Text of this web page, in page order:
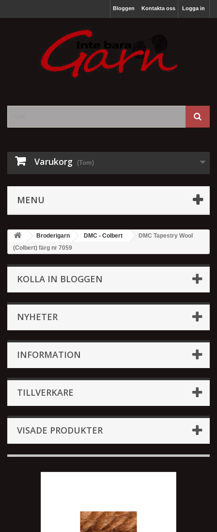
Logga in
Bloggen Kontakta oss
Varukorg (Tom)
MENU
Broderigarn DMC - Colbert
DMC Tapestry Wool
(Colbert) färg nr 7059
KOLLA IN BLOGGEN
NYHETER
INFORMATION
TILLVERKARE
VISADE PRODUKTER